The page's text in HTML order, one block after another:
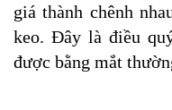
giá thành chênh
keo. Đây là điều
được bằng mắt